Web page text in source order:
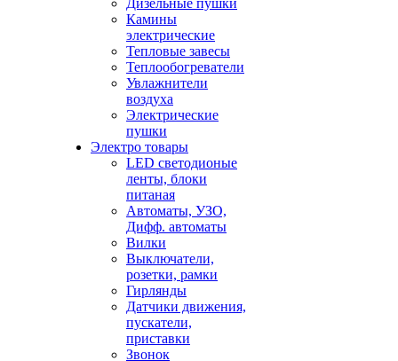
Дизельные пушки
Камины
электрические
Тепловые завесы
Теплообогреватели
Увлажнители
воздуха
Электрические
пушки
Электро товары
LED светодионые
ленты, блоки
питаная
Автоматы, УЗО,
Дифф. автоматы
Вилки
Выключатели,
розетки, рамки
Гирлянды
Датчики движения,
пускатели,
приставки
Звонок